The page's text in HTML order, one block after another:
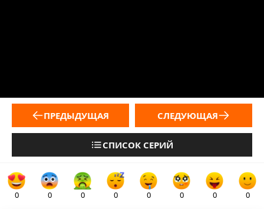
ПРЕДЫДУЩАЯ
СПИСОК СЕРИЙ
СЛЕДУЮЩАЯ
0 0 0 0 0 0 0 0